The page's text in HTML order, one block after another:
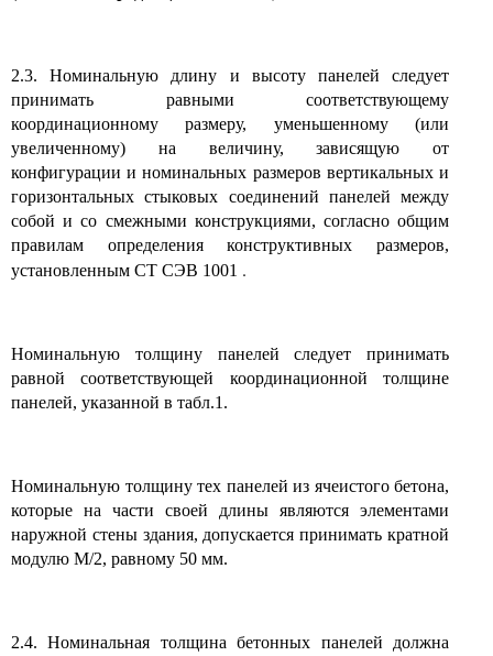
2.3. Номинальную длину и высоту панелей следует
принимать равными соответствующему
координационному размеру, уменьшенному (или
увеличенному) на величину, зависящую от
конфигурации и номинальных размеров вертикальных и
горизонтальных стыковых соединений панелей между
собой и со смежными конструкциями, согласно общим
правилам определения конструктивных размеров,
установленным СТ СЭВ 1001 .
Номинальную толщину панелей следует принимать
равной соответствующей координационной толщине
панелей, указанной в табл.1.
Номинальную толщину тех панелей из ячеистого бетона,
которые на части своей длины являются элементами
наружной стены здания, допускается принимать кратной
модулю М/2, равному 50 мм.
2.4. Номинальная толщина бетонных панелей должна